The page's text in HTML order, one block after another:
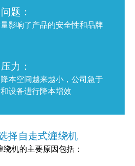
题：
影响了产品的安全性和品牌
力：
本空间越来越小，公司急于
设备进行降本增效
择自走式缠绕机
机的主要原因包括：